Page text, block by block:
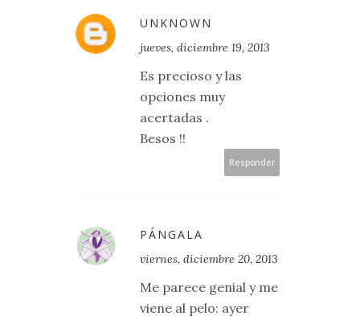
UNKNOWN
jueves, diciembre 19, 2013
Es precioso y las
opciones muy
acertadas .
Besos !!
Responder
PÁNGALA
viernes, diciembre 20, 2013
Me parece genial y me
viene al pelo: ayer